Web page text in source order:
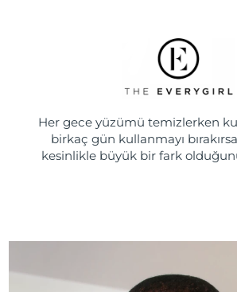
Her gece yüzümü temizlerken
birkaç gün kullanmayı
kesinlikle büyük bir fark